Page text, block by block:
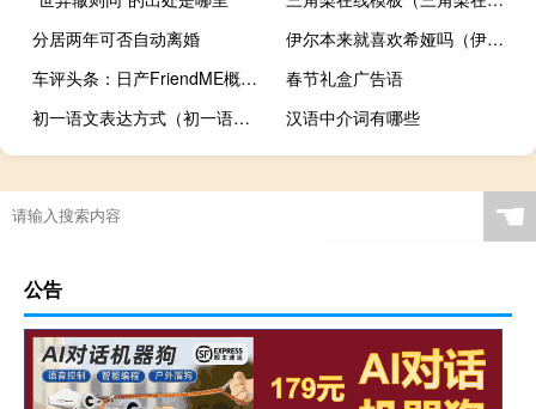
分居两年可否自动离婚
伊尔本来就喜欢希娅吗（伊尔本）
车评头条：日产FriendME概念车将于下周在上海车展上首次亮相
春节礼盒广告语
初一语文表达方式（初一语文表达效果答题格式）
汉语中介词有哪些
☚
公告